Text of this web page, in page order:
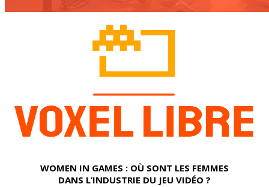
WOMEN IN GAMES : OÙ SONT LES FEMMES
DANS L’INDUSTRIE DU JEU VIDÉO ?